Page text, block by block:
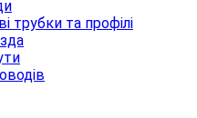
трубки та профілі